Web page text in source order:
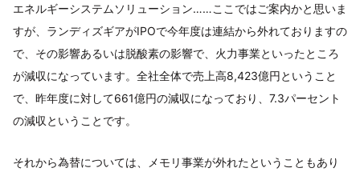
エネルギーシステムソリューション……ここではご案内かと思いま
すが、ランディズギアがIPOで今年度は連結から外れておりますの
で、その影響あるいは脱酸素の影響で、火力事業といったところ
が減収になっています。全社全体で売上高8,423億円ということ
で、昨年度に対して661億円の減収になっており、7.3パーセント
の減収ということです。
それから為替については、メモリ事業が外れたということもあり